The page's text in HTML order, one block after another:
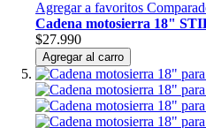
Agregar a favoritos
Cadena motosierra 18"
$27.990
Agregar al carro